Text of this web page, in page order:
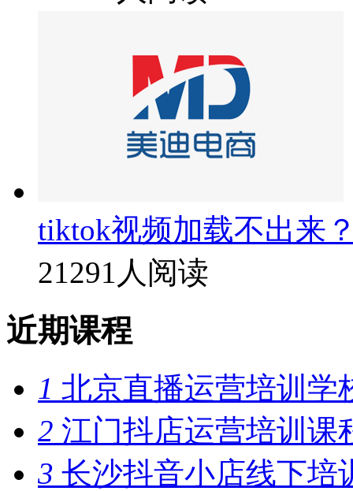
tiktok视频加载不出来
21291人阅读
近期课程
1 北京直播运营培训学
2 江门抖店运营培训课
3 长沙抖音小店线下培